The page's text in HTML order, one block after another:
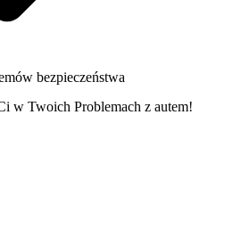
bezpieczeństwa
w Twoich Problemach z autem!